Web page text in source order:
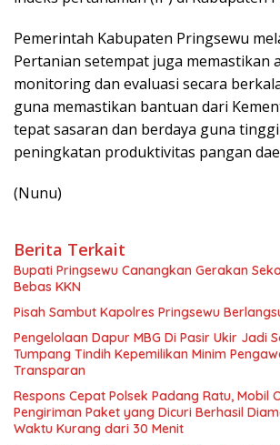
Pemerintah Kabupaten Pringsewu
Pertanian setempat juga memastikan
monitoring dan evaluasi secara
guna memastikan bantuan dari
tepat sasaran dan berdaya guna
peningkatan produktivitas pangan
(Nunu)
Berita Terkait
Bupati Pringsewu Canangkan Gerakan
Bebas KKN
Pisah Sambut Kapolres Pringsewu
Pengelolaan Dapur MBG Di Pasir Ukir Jadi
Tumpang Tindih Kepemilikan Minim
Transparan
Respons Cepat Polsek Padang Ratu, Mobil
Pengiriman Paket yang Dicuri Berhasil
Waktu Kurang dari 30 Menit